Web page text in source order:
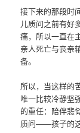
接下来的那段时
儿质问之前有好
痛，所以一直在
亲人死亡与丧亲
备。
所以，当这样的
唯一比较冷静坚
的重任：陪伴悲
质问——孩子的这